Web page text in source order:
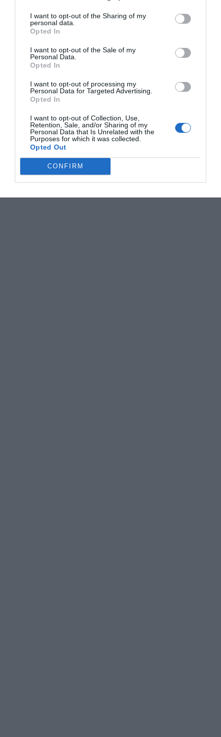
I want to opt-out of the Sharing of my
personal data.
Opted In
I want to opt-out of the Sale of my
Personal Data.
Opted In
I want to opt-out of processing my
Personal Data for Targeted Advertising.
Opted In
I want to opt-out of Collection, Use,
Retention, Sale, and/or Sharing of my
Personal Data that Is Unrelated with the
Purposes for which it was collected.
Opted Out
CONFIRM